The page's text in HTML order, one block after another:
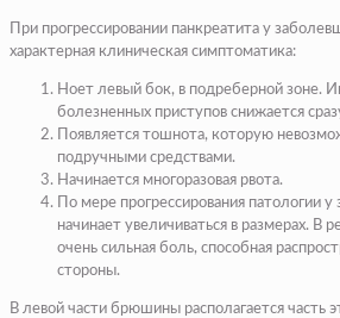
При прогрессировании панкреатита у
характерная клиническая симптоматика:
Ноет левый бок, в подреберной зоне.
болезненных приступов снижается
Появляется тошнота, которую
подручными средствами.
Начинается многоразовая рвота.
По мере прогрессирования патологии
начинает увеличиваться в размерах. В
очень сильная боль, способная
стороны.
В левой части брюшины располагается часть